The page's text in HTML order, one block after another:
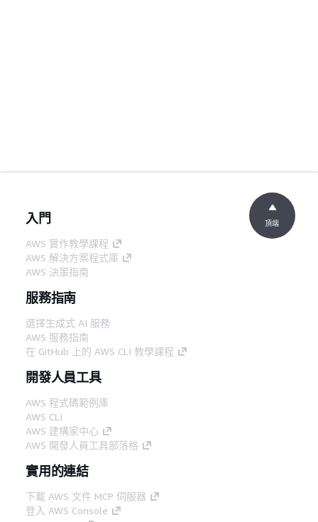
入門
AWS 實作教學課程
AWS 解決方案程式庫
AWS 決策指南
服務指南
選擇生成式 AI 服務
AWS 服務指南
在 GitHub 上的 AWS CLI 教學課程
開發人員工具
AWS 程式碼範例庫
AWS CLI
AWS 建構家中心
AWS 開發人員工具部落格
實用的連結
下載 AWS 文件 MCP 伺服器
登入 AWS Console
頂端